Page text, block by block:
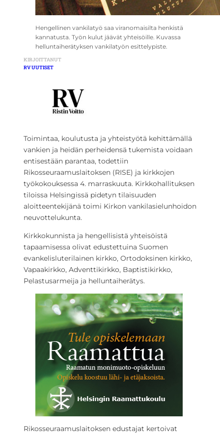
Hengellinen vankilatyö saa viranomaisilta henkistä
kannatusta. Työn kulut jäävät yhteisöille. Kuvassa
helluntaiherätyksen vankilatyön esittelypiste.
KIRJOITTANUT
RV UUTISET
Toimintaa, koulutusta ja yhteistyötä kehittämällä
vankien ja heidän perheidensä tukemista voidaan
entisestään parantaa, todettiin
Rikosseuraamuslaitoksen (RISE) ja kirkkojen
työkokouksessa 4. marraskuuta. Kirkkohallituksen
tiloissa Helsingissä pidetyn tilaisuuden
aloitteentekijänä toimi Kirkon vankilasielunhoidon
neuvottelukunta.
Kirkkokunnista ja hengellisistä yhteisöistä
tapaamisessa olivat edustettuina Suomen
evankelisluterilainen kirkko, Ortodoksinen kirkko,
Vapaakirkko, Adventtikirkko, Baptistikirkko,
Pelastusarmeija ja helluntaiherätys.
Rikosseuraamuslaitoksen edustajat kertoivat